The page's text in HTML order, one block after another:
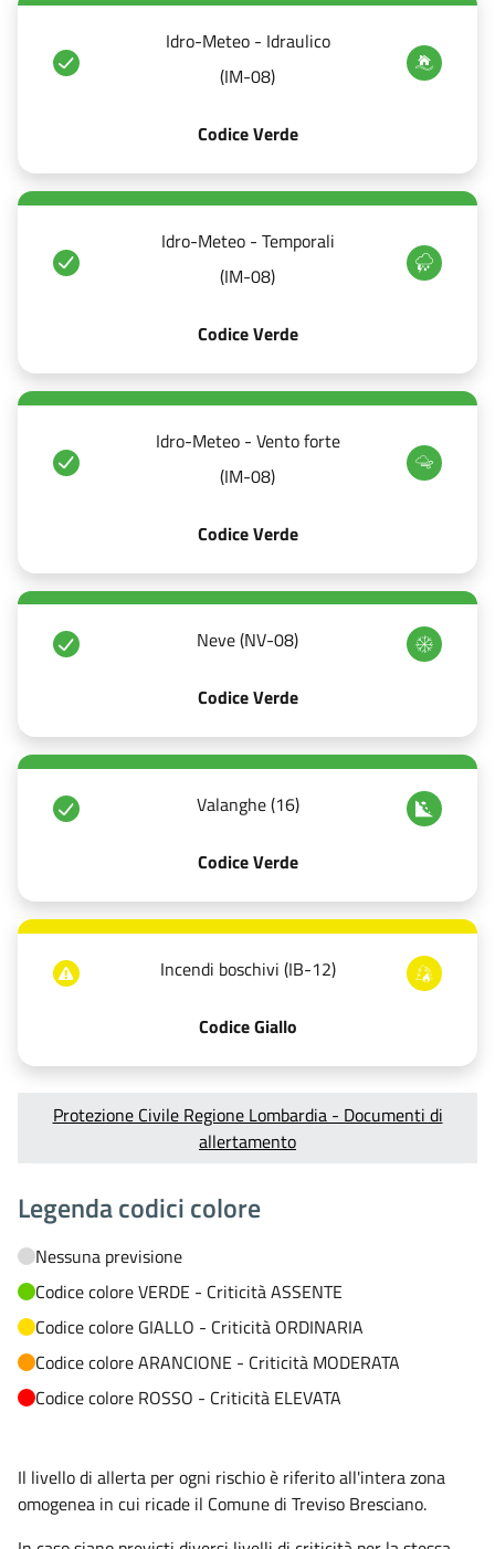
Idro-Meteo - Idraulico
(IM-08)
Codice Verde
Idro-Meteo - Temporali
(IM-08)
Codice Verde
Idro-Meteo - Vento forte
(IM-08)
Codice Verde
Neve (NV-08)
Codice Verde
Valanghe (16)
Codice Verde
Incendi boschivi (IB-12)
Codice Giallo
Protezione Civile Regione Lombardia - Documenti di
allertamento
Legenda codici colore
Nessuna previsione
Codice colore VERDE - Criticità ASSENTE
Codice colore GIALLO - Criticità ORDINARIA
Codice colore ARANCIONE - Criticità MODERATA
Codice colore ROSSO - Criticità ELEVATA
Il livello di allerta per ogni rischio è riferito all'intera zona
omogenea in cui ricade il Comune di Treviso Bresciano.